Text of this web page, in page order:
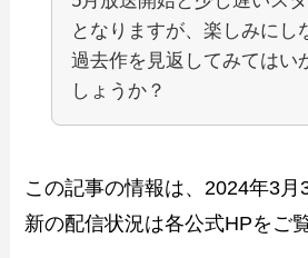
となりますが、楽しみにし
過去作を見返してみてはい
しょうか？
この記事の情報は、2024年3月
新の配信状況は各公式HPをご